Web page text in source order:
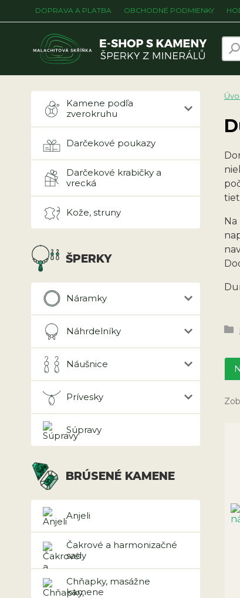
DOPRAVA A PLATBA OBCHODNÉ PODMIENKY
Kamene podľa
zverokruhu
Darčekové poukazy
Darčekové krabičky a
vrecká
Kože, struny
ŠPERKY
Náramky
Náhrdelníky
Náušnice
Prívesky
Súpravy
BRÚSENÉ KAMENE
Anjeli
Čakrové a harmonizačné
sady
Chňapky, masážne
kamene